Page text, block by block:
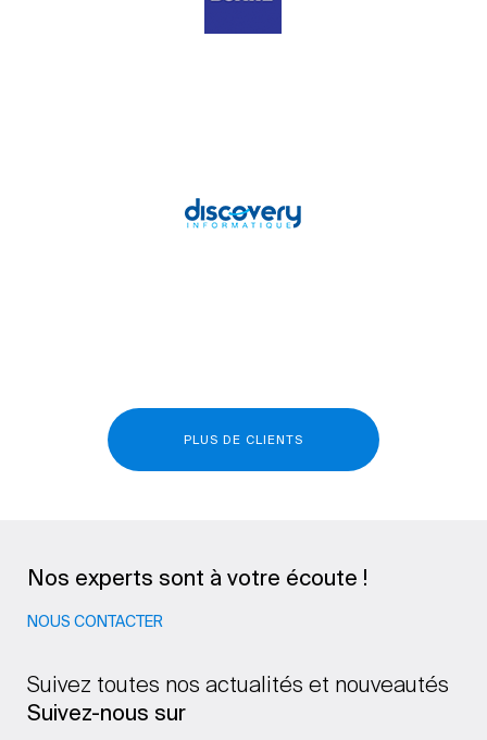
PLUS DE CLIENTS
Nos experts sont à votre écoute !
NOUS CONTACTER
Suivez toutes nos actualités et nouveautés
Suivez-nous sur